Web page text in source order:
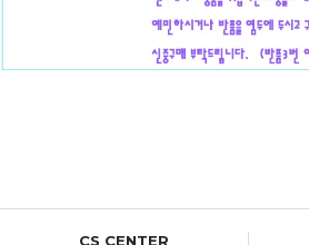
CS CENTER